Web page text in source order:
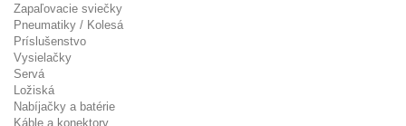
Zapaľovacie sviečky
Pneumatiky / Kolesá
Príslušenstvo
Vysielačky
Servá
Ložiská
Nabíjačky a batérie
Káble a konektory